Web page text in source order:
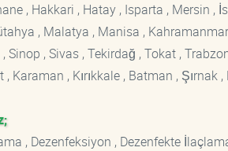
, Hakkari , Hatay , Isparta , Mersin ,
, Malatya , Manisa ,
Sinop , Sivas , Tekirdağ , Tokat ,
, Kırıkkale , Batman , Şırnak
, Dezenfeksiyon , Dezenfekte